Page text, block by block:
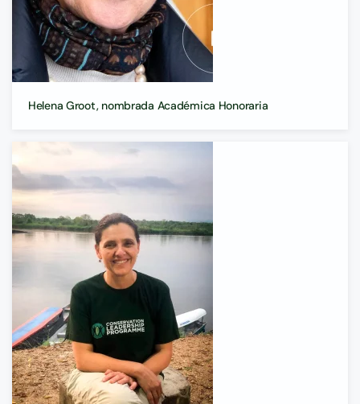
Helena Groot, nombrada Académica Honoraria